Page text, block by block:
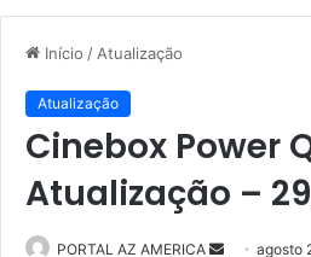
Início / Atualização
Atualização
Cinebox Power
Atualização –
PORTAL AZ AMERICA agosto